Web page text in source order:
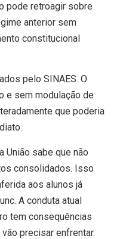
pode retroagir sobre
anterior sem
constitucional
pelo SINAES. O
e sem modulação de
que poderia
União sabe que não
consolidados. Isso
aos alunos já
A conduta atual
tem consequências
precisar enfrentar.